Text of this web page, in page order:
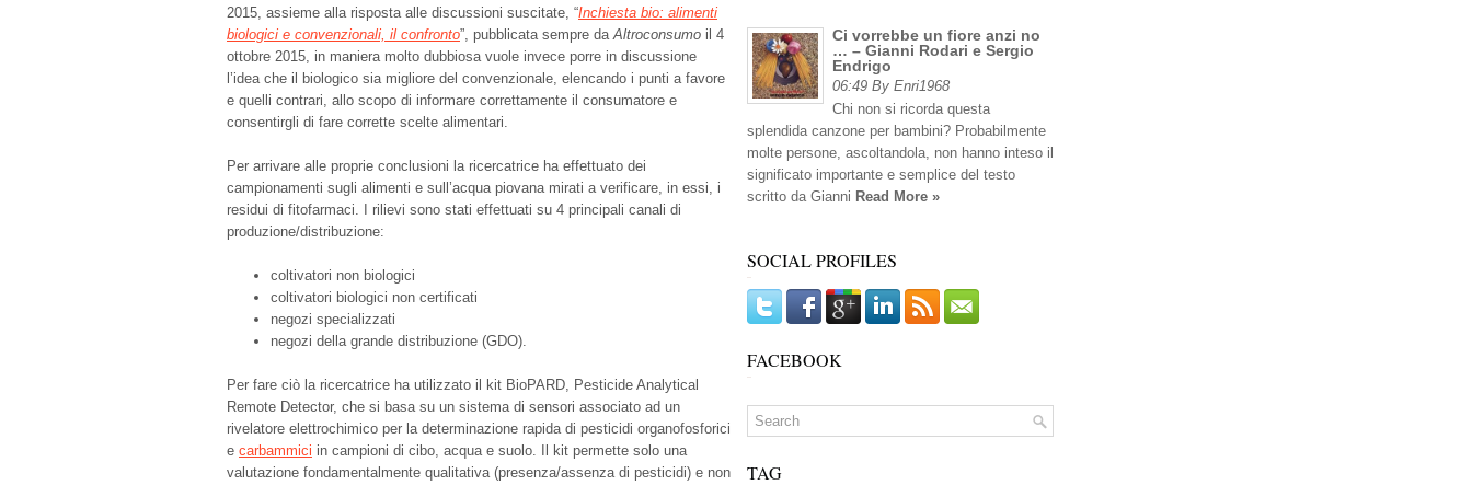
2015, assieme alla risposta alle discussioni suscitate, “Inchiesta bio: alimenti
biologici e convenzionali, il confronto”, pubblicata sempre daAltroconsumo il 4
ottobre 2015, in maniera molto dubbiosa vuole invece porre in discussione
l’idea che il biologico sia migliore del convenzionale, elencando i punti a favore
e quelli contrari, allo scopo di informare correttamente il consumatore e
consentirgli di fare corrette scelte alimentari.
Per arrivare alle proprie conclusioni la ricercatrice ha effettuato dei
campionamenti sugli alimenti e sull’acqua piovana mirati a verificare, in essi, i
residui di fitofarmaci. I rilievi sono stati effettuati su 4 principali canali di
produzione/distribuzione:
coltivatori non biologici
coltivatori biologici non certificati
negozi specializzati
negozi della grande distribuzione (GDO).
Per fare ciò la ricercatrice ha utilizzato il kit BioPARD, Pesticide Analytical
Remote Detector, che si basa su un sistema di sensori associato ad un
rivelatore elettrochimico per la determinazione rapida di pesticidi organofosforici
e carbammici in campioni di cibo, acqua e suolo. Il kit permette solo una
valutazione fondamentalmente qualitativa (presenza/assenza di pesticidi) e non
Ci vorrebbe un fiore anzi no
… – Gianni Rodari e Sergio
Endrigo
06:49 By Enri1968
Chi non si ricorda questa
splendida canzone per bambini? Probabilmente
molte persone, ascoltandola, non hanno inteso il
significato importante e semplice del testo
scritto da Gianni Read More »
SOCIAL PROFILES
FACEBOOK
TAG